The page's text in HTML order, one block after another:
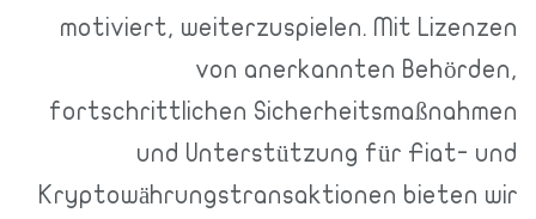
motiviert, weiterzuspielen. Mit Lizenzen
von anerkannten Behörden,
fortschrittlichen Sicherheitsmaßnahmen
und Unterstützung für Fiat- und
Kryptowährungstransaktionen bieten wir